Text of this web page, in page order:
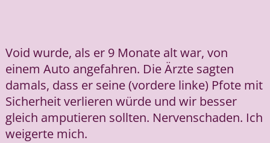
Void wurde, als er 9 Monate alt war, von
einem Auto angefahren. Die Ärzte sagten
damals, dass er seine (vordere linke) Pfote mit
Sicherheit verlieren würde und wir besser
gleich amputieren sollten. Nervenschaden. Ich
weigerte mich.